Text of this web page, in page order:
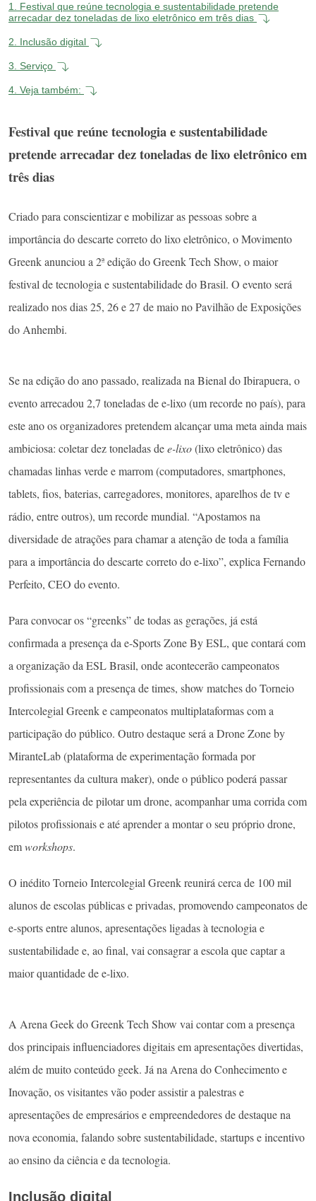
1.
Festival que reúne tecnologia e sustentabilidade pretende
arrecadar dez toneladas de lixo eletrônico em três dias
2. Inclusão digital
3. Serviço
4. Veja também:
Festival que reúne tecnologia e sustentabilidade
pretende arrecadar dez toneladas de lixo eletrônico em
três dias
Criado para conscientizar e mobilizar as pessoas sobre a
importância do descarte correto do lixo eletrônico, o Movimento
Greenk anunciou a 2ª edição do Greenk Tech Show, o maior
festival de tecnologia e sustentabilidade do Brasil. O evento será
realizado nos dias 25, 26 e 27 de maio no Pavilhão de Exposições
do Anhembi.
Se na edição do ano passado, realizada na Bienal do Ibirapuera, o
evento arrecadou 2,7 toneladas de e-lixo (um recorde no país), para
este ano os organizadores pretendem alcançar uma meta ainda mais
ambiciosa: coletar dez toneladas dee-lixo(lixo eletrônico) das
chamadas linhas verde e marrom (computadores, smartphones,
tablets, fios, baterias, carregadores, monitores, aparelhos de tv e
rádio, entre outros), um recorde mundial. “Apostamos na
diversidade de atrações para chamar a atenção de toda a família
para a importância do descarte correto do e-lixo”, explica Fernando
Perfeito, CEO do evento.
Para convocar os “greenks” de todas as gerações, já está
confirmada a presença da e-Sports Zone By ESL, que contará com
a organização da ESL Brasil, onde acontecerão campeonatos
profissionais com a presença de times, show matches do Torneio
Intercolegial Greenk e campeonatos multiplataformas com a
participação do público. Outro destaque será a Drone Zone by
MiranteLab (plataforma de experimentação formada por
representantes da cultura maker), onde o público poderá passar
pela experiência de pilotar um drone, acompanhar uma corrida com
pilotos profissionais e até aprender a montar o seu próprio drone,
emworkshops.
O inédito Torneio Intercolegial Greenk reunirá cerca de 100 mil
alunos de escolas públicas e privadas, promovendo campeonatos de
e-sports entre alunos, apresentações ligadas à tecnologia e
sustentabilidade e, ao final, vai consagrar a escola que captar a
maior quantidade de e-lixo.
A Arena Geek do Greenk Tech Show vai contar com a presença
dos principais influenciadores digitais em apresentações divertidas,
além de muito conteúdo geek. Já na Arena do Conhecimento e
Inovação, os visitantes vão poder assistir a palestras e
apresentações de empresários e empreendedores de destaque na
nova economia, falando sobre sustentabilidade, startups e incentivo
ao ensino da ciência e da tecnologia.
Inclusão digital